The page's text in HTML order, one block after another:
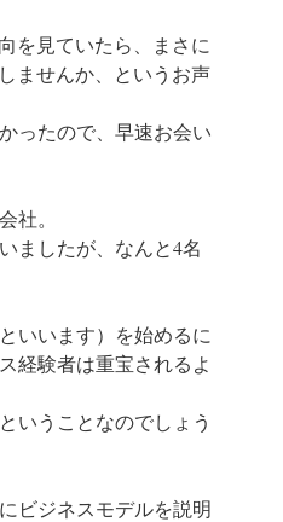
を見ていたら、まさに
ませんか、というお声
ったので、早速お会い
社。
ましたが、なんと4名
いいます）を始めるに
経験者は重宝されるよ
いうことなのでしょう
ビジネスモデルを説明